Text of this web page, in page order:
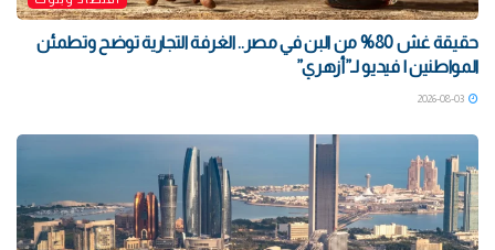
حقيقة غش 80% من البن في مصر.. الغرفة التجارية توضح وتطمئن
المواطنين | فيديو لـ”أزهري”